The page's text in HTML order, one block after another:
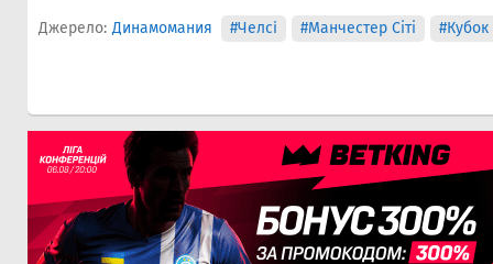
Джерело: Динамомания #Челсi #Манчестер Сіті #Кубок